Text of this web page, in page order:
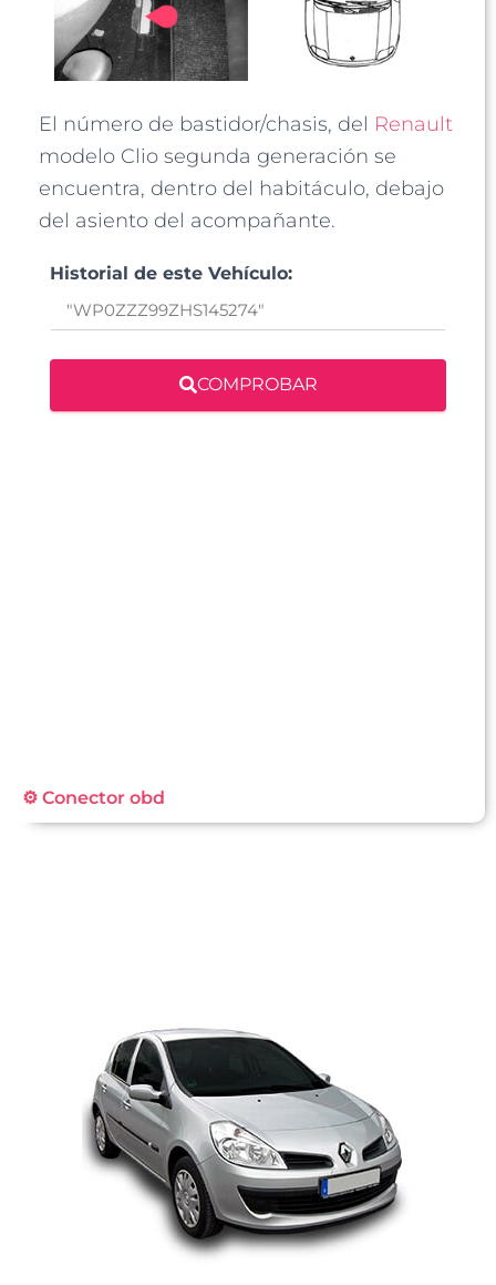
El número de bastidor/chasis, del Renault
modelo Clio segunda generación se
encuentra, dentro del habitáculo, debajo
del asiento del acompañante.
Historial de este Vehículo:
COMPROBAR
⚙️ Conector obd